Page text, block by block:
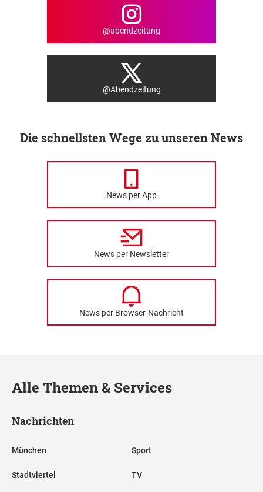
@abendzeitung
@Abendzeitung
Die schnellsten Wege zu unseren News
News per App
News per Newsletter
News per Browser-Nachricht
Alle Themen & Services
Nachrichten
München
Stadtviertel
Sport
TV